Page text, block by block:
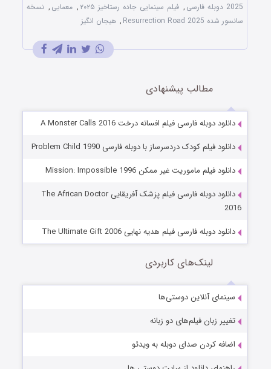
2025 دوبله فارسی
, فیلم سینمایی جاده رستاخیز ۲۰۲۵ , معمایی , نسخه
سانسور شده Resurrection Road 2025
, هیجان انگیز
مطالب پیشنهادی
دانلود دوبله فارسی فیلم افسانه درخت A Monster Calls 2016
دانلود فیلم کودک دردسرساز با دوبله فارسی Problem Child 1990
دانلود فیلم ماموریت غیر ممکن Mission: Impossible 1996
دانلود دوبله فارسی فیلم پزشک آفریقایی The African Doctor
2016
دانلود دوبله فارسی فیلم هدیه نهایی The Ultimate Gift 2006
لینک‌های کاربردی
سینمای آنلاین دوستی‌ها
تغییر زبان فیلم‌های دو زبانه
اضافه کردن صدای دوبله به ویدئو